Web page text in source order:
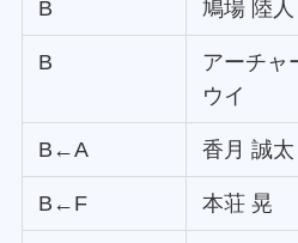
B 鳩場 陸人
B
アーチャ
ウイ
B←A 香月 誠太
B←F 本荘 晃